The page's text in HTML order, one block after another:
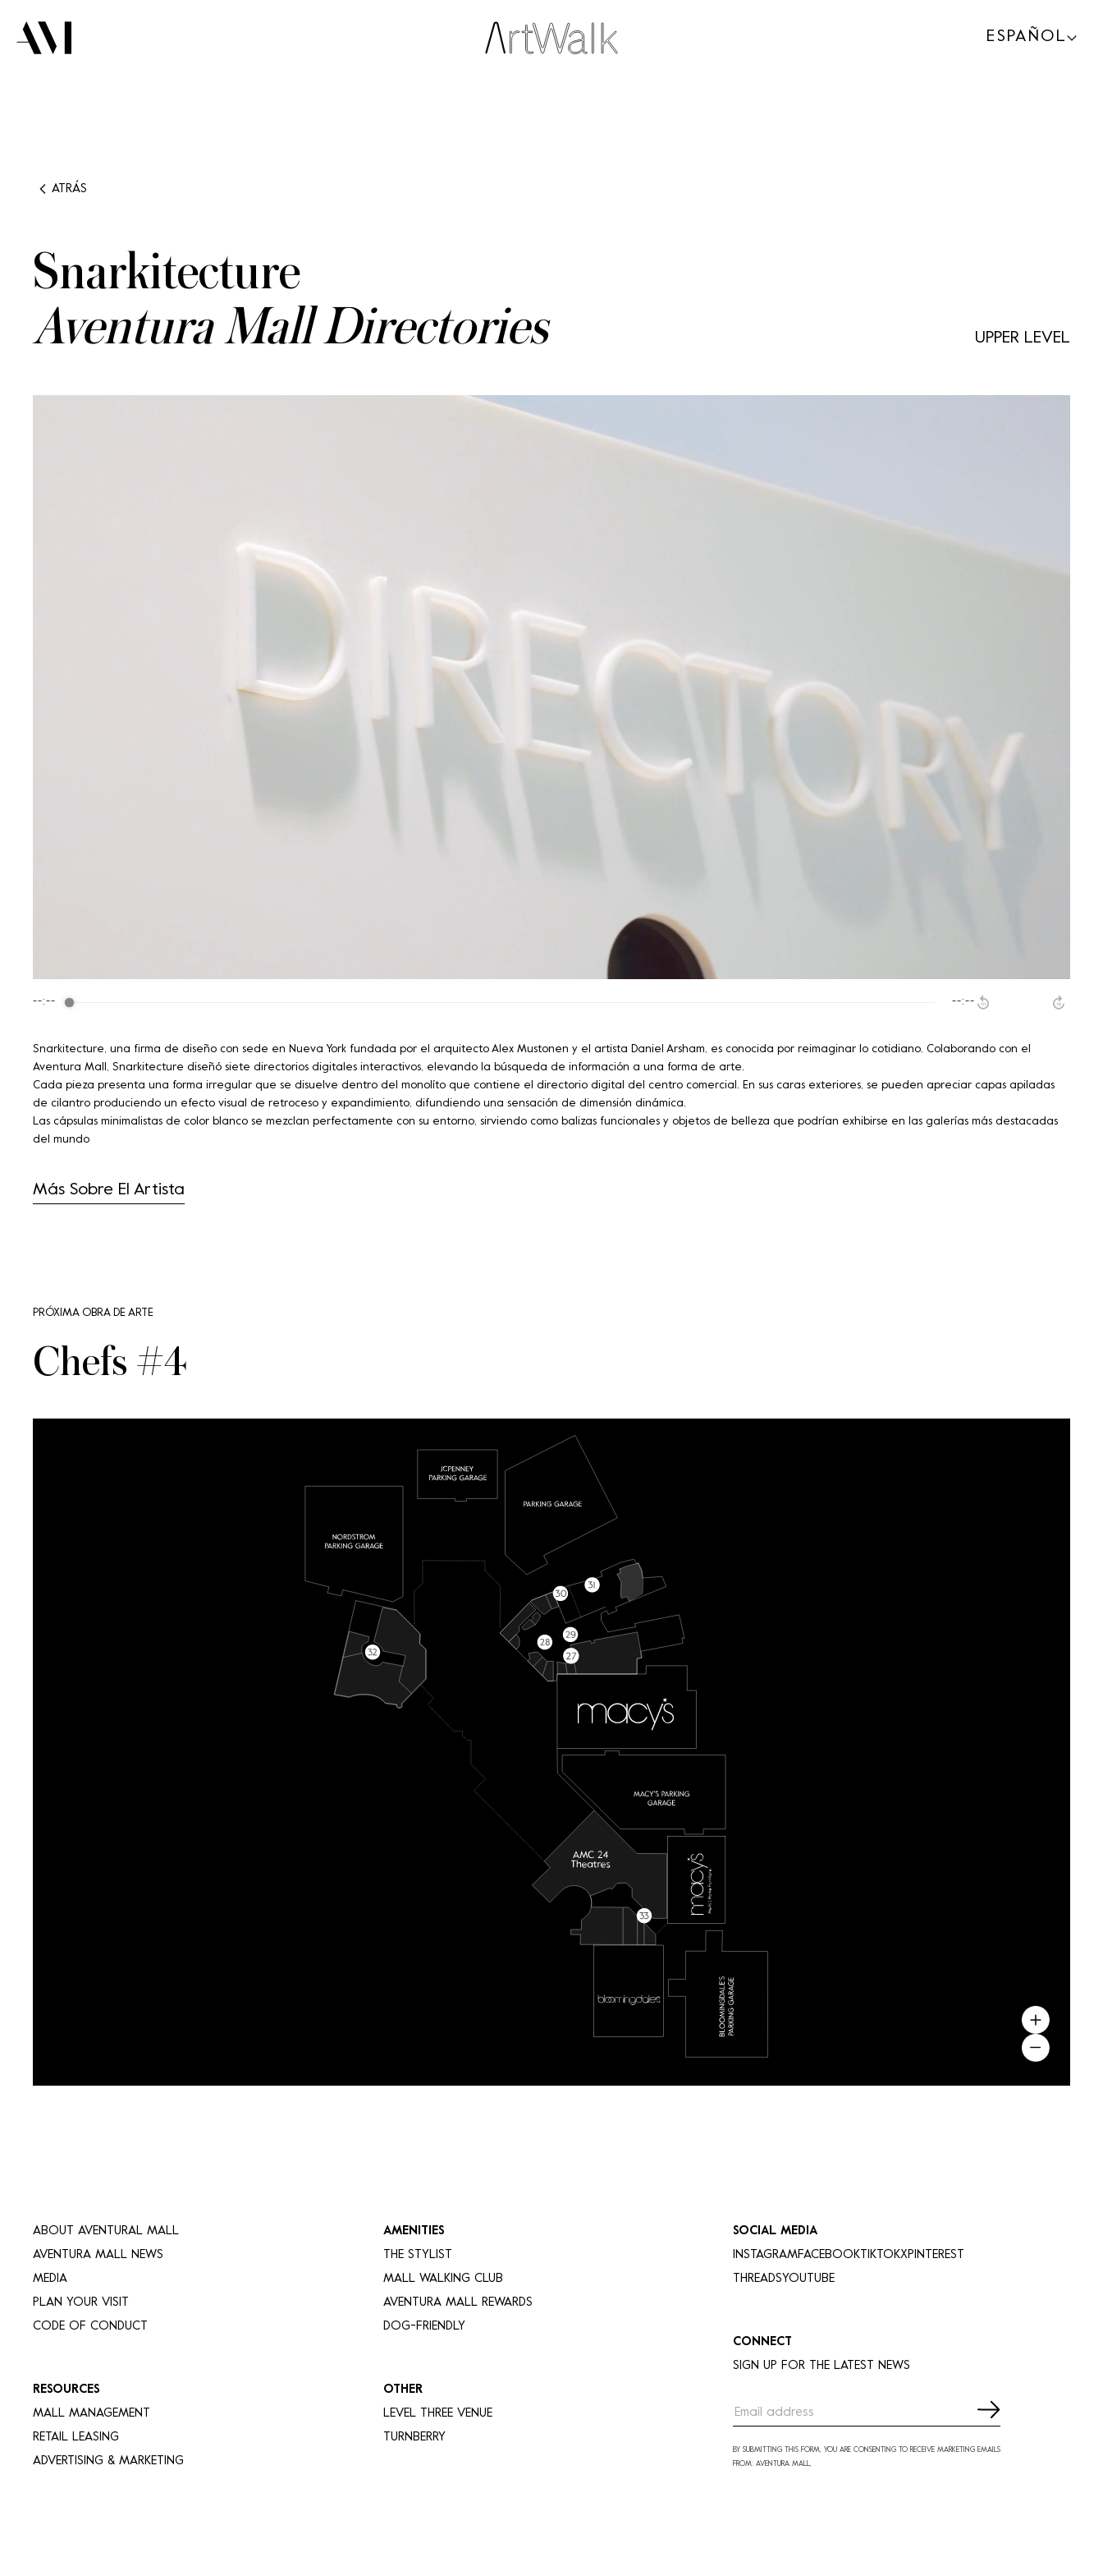
ESPAÑOL
ATRÁS
Snarkitecture
Aventura Mall Directories
UPPER LEVEL
--:-- --:--
Snarkitecture, una firma de diseño con sede en Nueva York fundada por el arquitecto Alex Mustonen y el artista Daniel Arsham, es conocida por reimaginar lo cotidiano. Colaborando con el
Aventura Mall, Snarkitecture diseñó siete directorios digitales interactivos, elevando la búsqueda de información a una forma de arte.
Cada pieza presenta una forma irregular que se disuelve dentro del monolíto que contiene el directorio digital del centro comercial. En sus caras exteriores, se pueden apreciar capas apiladas
de cilantro produciendo un efecto visual de retroceso y expandimiento, difundiendo una sensación de dimensión dinámica.
Las cápsulas minimalistas de color blanco se mezclan perfectamente con su entorno, sirviendo como balizas funcionales y objetos de belleza que podrían exhibirse en las galerías más destacadas
del mundo
Más Sobre El Artista
PRÓXIMA OBRA DE ARTE
Chefs #4
ABOUT AVENTURAL MALL
AVENTURA MALL NEWS
MEDIA
PLAN YOUR VISIT
CODE OF CONDUCT
RESOURCES
MALL MANAGEMENT
RETAIL LEASING
ADVERTISING & MARKETING
AMENITIES
THE STYLIST
MALL WALKING CLUB
AVENTURA MALL REWARDS
DOG-FRIENDLY
OTHER
LEVEL THREE VENUE
TURNBERRY
SOCIAL MEDIA
INSTAGRAMFACEBOOK TIKTOKXPINTEREST
THREADSYOUTUBE
CONNECT
SIGN UP FOR THE LATEST NEWS
BY SUBMITTING THIS FORM, YOU ARE CONSENTING TO RECEIVE MARKETING EMAILS
FROM: AVENTURA MALL,